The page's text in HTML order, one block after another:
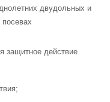
двудольных и
защитное действие